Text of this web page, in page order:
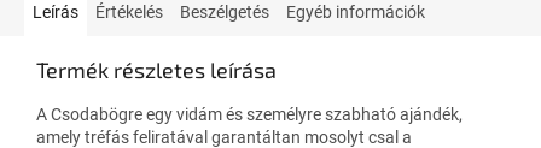
Leírás Értékelés Beszélgetés Egyéb információk
Termék részletes leírása
A Csodabögre egy vidám és személyre szabható ajándék,
amely tréfás feliratával garantáltan mosolyt csal a